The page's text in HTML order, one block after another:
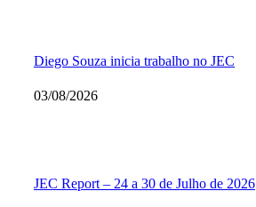
Diego Souza inicia trabalho no JEC
03/08/2026
JEC Report – 24 a 30 de Julho de 2026